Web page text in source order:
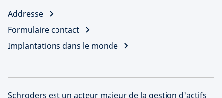
Addresse
Formulaire contact
Implantations dans le monde
Schroders est un acteur majeur de la gestion d'actifs